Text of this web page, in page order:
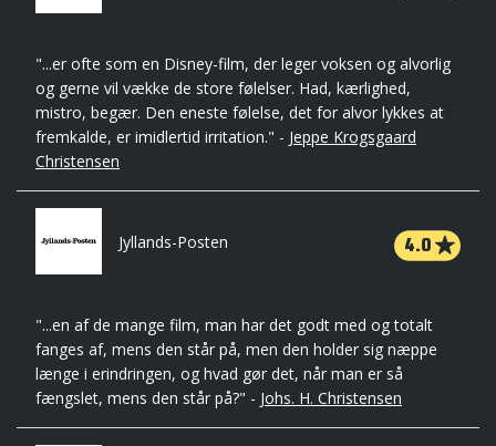
"...er ofte som en Disney-film, der leger voksen og alvorlig
og gerne vil vække de store følelser. Had, kærlighed,
mistro, begær. Den eneste følelse, det for alvor lykkes at
fremkalde, er imidlertid irritation." - Jeppe Krogsgaard
Christensen
Jyllands-Posten 4.0
"...en af de mange film, man har det godt med og totalt
fanges af, mens den står på, men den holder sig næppe
længe i erindringen, og hvad gør det, når man er så
fængslet, mens den står på?" - Johs. H. Christensen